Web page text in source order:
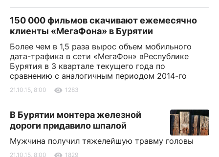
150 000 фильмов скачивают ежемесячно
клиенты «МегаФона» в Бурятии
Более чем в 1,5 раза вырос объем мобильного
дата-трафика в сети «МегаФон» вРеспублике
Бурятия в 3 квартале текущего года по
сравнению с аналогичным периодом 2014-го
21.10.15, 8:00 1283
В Бурятии монтера железной
дороги придавило шпалой
Мужчина получил тяжелейшую травму головы
21.10.15, 8:00 1829